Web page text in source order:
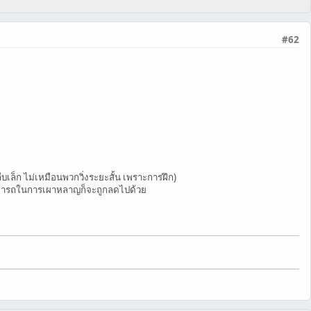
#62
ก ไม่เหมือนพวกวิ่งระยะสั้น เพราะการฝึก)
ถในการเผาหลาญก็จะถูกลดไปด้วย